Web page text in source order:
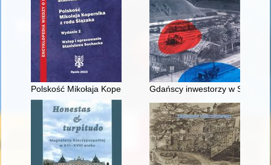
Polskość Mikołaja Kopernika z rodu Ślązaka
Gdańscy inwestorzy w